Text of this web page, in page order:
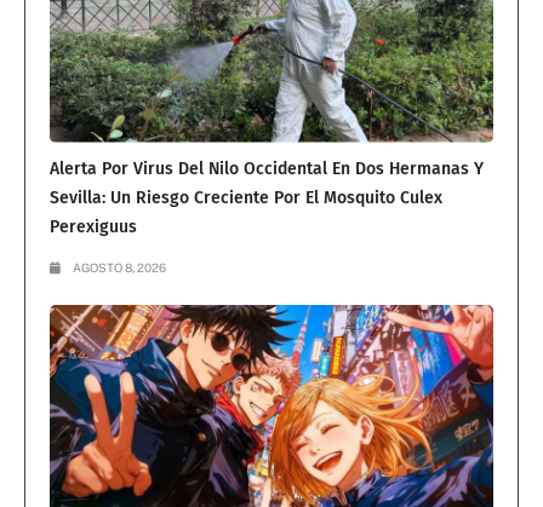
Alerta Por Virus Del Nilo Occidental En Dos Hermanas Y
Sevilla: Un Riesgo Creciente Por El Mosquito Culex
Perexiguus
AGOSTO 8, 2026